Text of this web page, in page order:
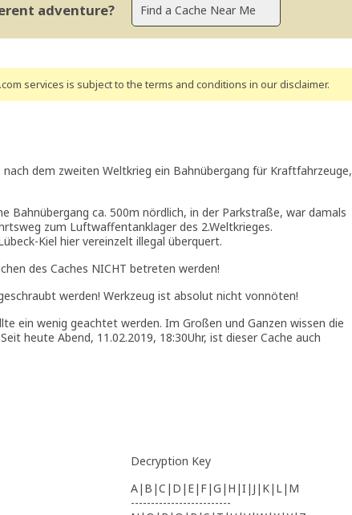
adventure?
services is subject to the terms and conditions in our disclaimer.
dem zweiten Weltkrieg ein Bahnübergang für Kraftfahrzeuge,
Bahnübergang ca. 500m nördlich, in der Parkstraße, war damals
zum Luftwaffentanklager des 2.Weltkrieges.
Kiel hier vereinzelt illegal überquert.
des Caches NICHT betreten werden!
werden! Werkzeug ist absolut nicht vonnöten!
ein wenig geachtet werden. Im Großen und Ganzen wissen die
heute Abend, 11.02.2019, 18:30Uhr, ist dieser Cache auch
Decryption Key
A|B|C|D|E|F|G|H|I|J|K|L|M
-------------------------